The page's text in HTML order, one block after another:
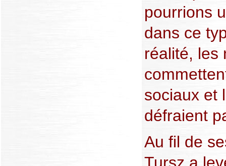
pourrions
dans ce
réalité, les
sociaux et
défraient
Au fil de
Tursz a